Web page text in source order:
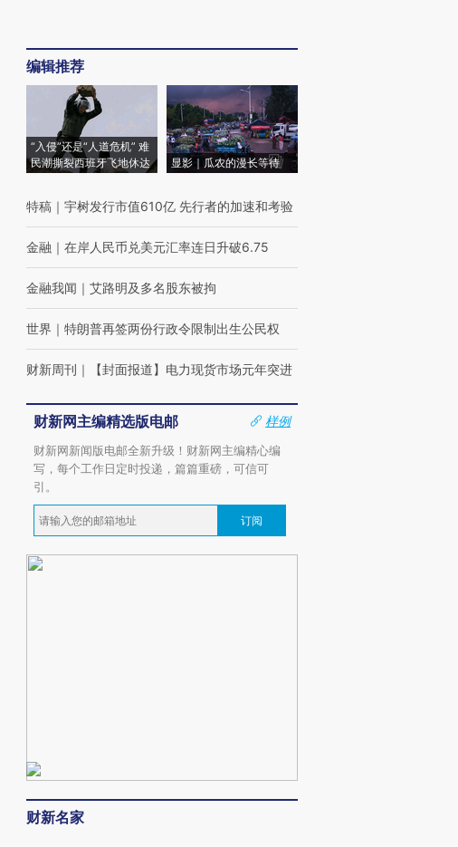
编辑推荐
“入侵”还是“人道危机” 难
民潮撕裂西班牙飞地休达
显影｜瓜农的漫长等待
特稿 ｜ 宇树发行市值610亿 先行者的加速和考验
金融 ｜ 在岸人民币兑美元汇率连日升破6.75
金融我闻 ｜ 艾路明及多名股东被拘
世界 ｜ 特朗普再签两份行政令限制出生公民权
财新周刊 ｜ 【封面报道】电力现货市场元年突进
财新网主编精选版电邮
样例
财新网新闻版电邮全新升级！财新网主编精心编
写，每个工作日定时投递，篇篇重磅，可信可
引。
订阅
财新名家